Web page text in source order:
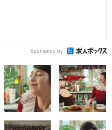
Sponsored by